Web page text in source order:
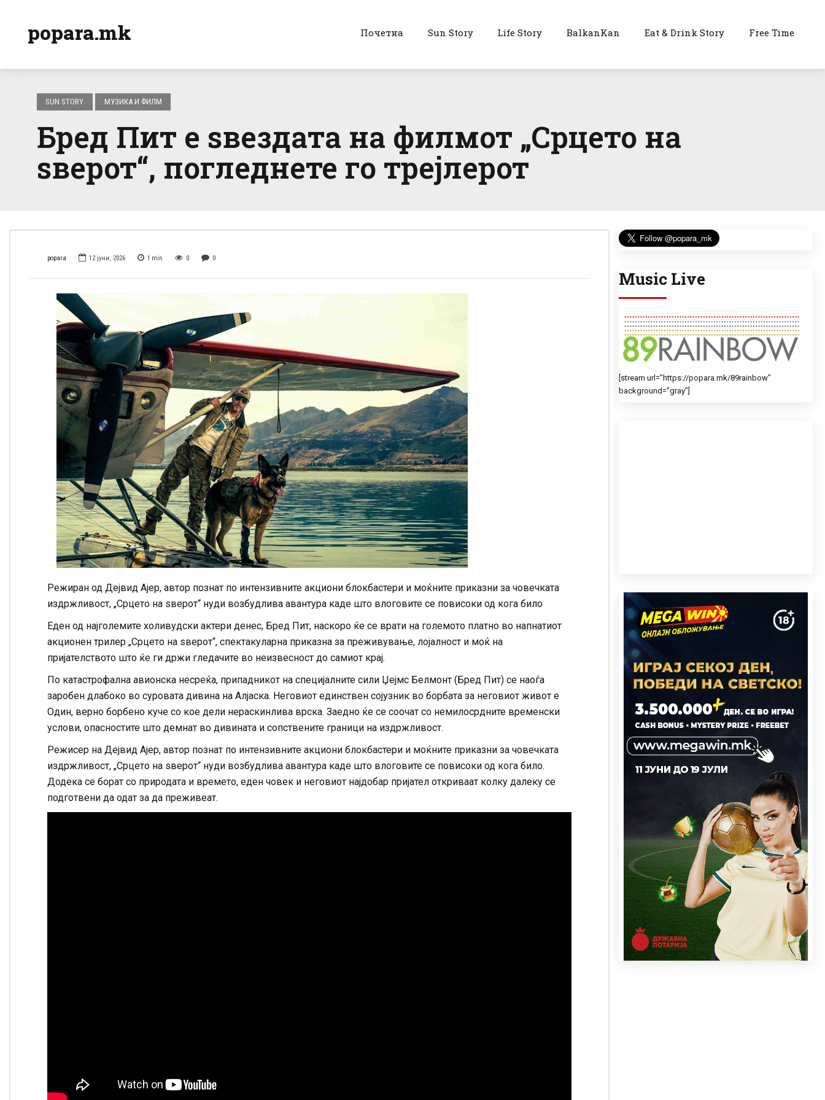
popara.mk Почетна Sun Story Life Story BalkanKan Eat & Drink Story Free Time
SUN STORY МУЗИКА И ФИЛМ
Бред Пит е ѕвездата на филмот „Срцето на
ѕверот“, погледнете го трејлерот
popara 12 јуни, 2026 1 min 0 0
Режиран од Дејвид Ајер, автор познат по интензивните акциони блокбастери и моќните приказни за човечката
издржливост, „Срцето на ѕверот“ нуди возбудлива авантура каде што влоговите се повисоки од кога било
Еден од најголемите холивудски актери денес, Бред Пит, наскоро ќе се врати на големото платно во напнатиот
акционен трилер „Срцето на ѕверот“, спектакуларна приказна за преживување, лојалност и моќ на
пријателството што ќе ги држи гледачите во неизвесност до самиот крај.
По катастрофална авионска несреќа, припадникот на специјалните сили Џејмс Белмонт (Бред Пит) се наоѓа
заробен длабоко во суровата дивина на Алјаска. Неговиот единствен сојузник во борбата за неговиот живот е
Один, верно борбено куче со кое дели нераскинлива врска. Заедно ќе се соочат со немилосрдните временски
услови, опасностите што демнат во дивината и сопствените граници на издржливост.
Режисер на Дејвид Ајер, автор познат по интензивните акциони блокбастери и моќните приказни за човечката
издржливост, „Срцето на ѕверот“ нуди возбудлива авантура каде што влоговите се повисоки од кога било.
Додека се борат со природата и времето, еден човек и неговиот најдобар пријател откриваат колку далеку се
подготвени да одат за да преживеат.
Music Live
[stream url=”https://popara.mk/89rainbow”
background=”gray”]